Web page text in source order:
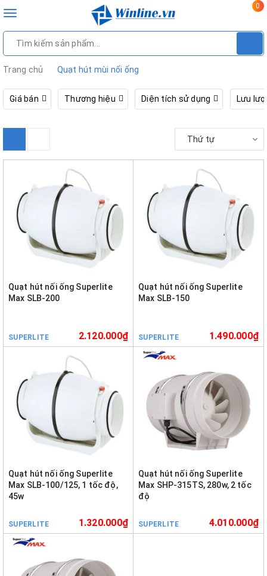
Toggle
0
Trang chủ Quạt hút mùi nối ống
Giá bán Thương hiệu Diện tích sử dụng Lưu
Thứ tự
Quạt hút nối ống Superlite
Max SLB-200
SUPERLITE 2.120.000₫
Quạt hút nối ống Superlite
Max SLB-150
SUPERLITE 1.490.000₫
Quạt hút nối ống Superlite
Max SLB-100/125, 1 tốc độ,
45w
SUPERLITE 1.320.000₫
Quạt hút nối ống Superlite
Max SHP-315TS, 280w, 2 tốc
độ
SUPERLITE 4.010.000₫